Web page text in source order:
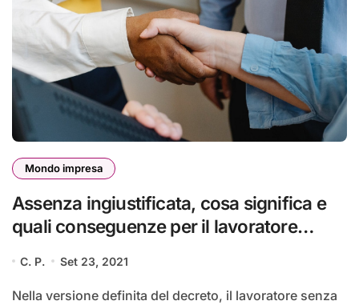
Mondo impresa
Assenza ingiustificata, cosa significa e
quali conseguenze per il lavoratore
C. P. Set 23, 2021
Nella versione definita del decreto, il lavoratore senza